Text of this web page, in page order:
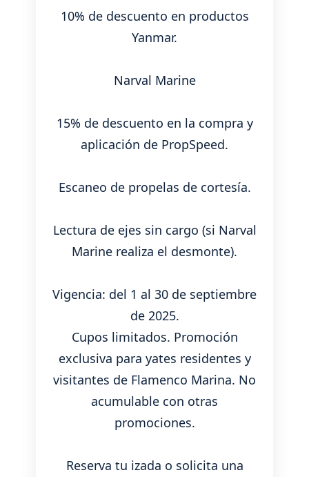
10% de descuento en productos
Yanmar.
Narval Marine
15% de descuento en la compra y
aplicación de PropSpeed.
Escaneo de propelas de cortesía.
Lectura de ejes sin cargo (si Narval
Marine realiza el desmonte).
Vigencia: del 1 al 30 de septiembre
de 2025.
Cupos limitados. Promoción
exclusiva para yates residentes y
visitantes de Flamenco Marina. No
acumulable con otras
promociones.
Reserva tu izada o solicita una